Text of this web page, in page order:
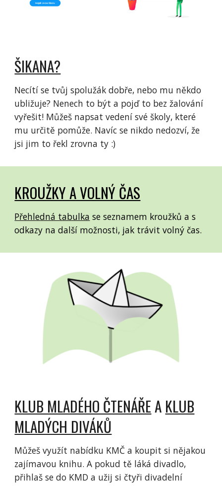
ŠIKANA?
Necítí se tvůj spolužák dobře, nebo mu někdo
ubližuje? Nenech to být a pojď to bez žalování
vyřešit! Můžeš napsat vedení své školy, které
mu určitě pomůže. Navíc se nikdo nedozví, že
jsi jim to řekl zrovna ty :)
KROUŽKY A VOLNÝ ČAS
Přehledná tabulka se seznamem kroužků a s
odkazy na další možnosti, jak trávit volný čas.
KLUB MLADÉHO ČTENÁŘEA KLUB
MLADÝCH DIVÁKŮ
Můžeš využít nabídku KMČ a koupit si nějakou
zajímavou knihu. A pokud tě láká divadlo,
přihlaš se do KMD a užij si čtyři divadelní